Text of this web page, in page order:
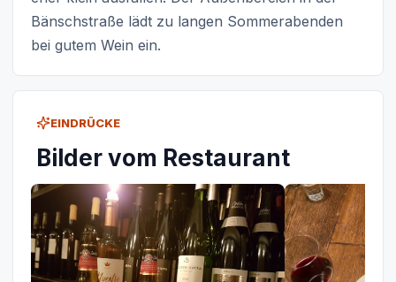
Bänschstraße lädt zu langen Sommerabenden
bei gutem Wein ein.
EINDRÜCKE
Bilder vom Restaurant